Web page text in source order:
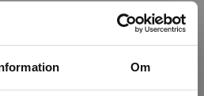
Om
samt ett cirkelschema för att